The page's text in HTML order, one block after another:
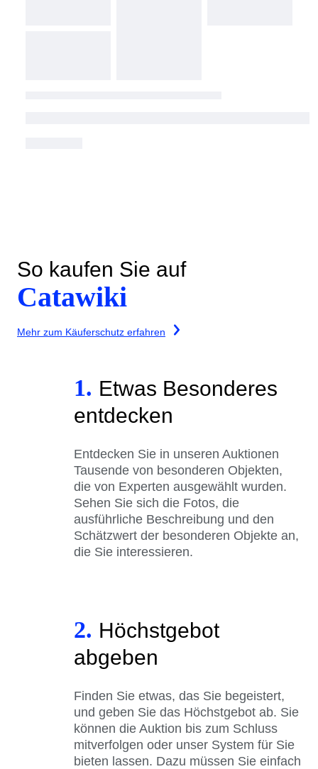
So kaufen Sie auf
Catawiki
Mehr zum Käuferschutz erfahren
1. Etwas Besonderes
entdecken
Entdecken Sie in unseren Auktionen
Tausende von besonderen Objekten,
die von Experten ausgewählt wurden.
Sehen Sie sich die Fotos, die
ausführliche Beschreibung und den
Schätzwert der besonderen Objekte an,
die Sie interessieren.
2. Höchstgebot
abgeben
Finden Sie etwas, das Sie begeistert,
und geben Sie das Höchstgebot ab. Sie
können die Auktion bis zum Schluss
mitverfolgen oder unser System für Sie
bieten lassen. Dazu müssen Sie einfach